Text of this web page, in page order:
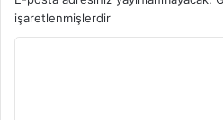
işaretlenmişlerdir